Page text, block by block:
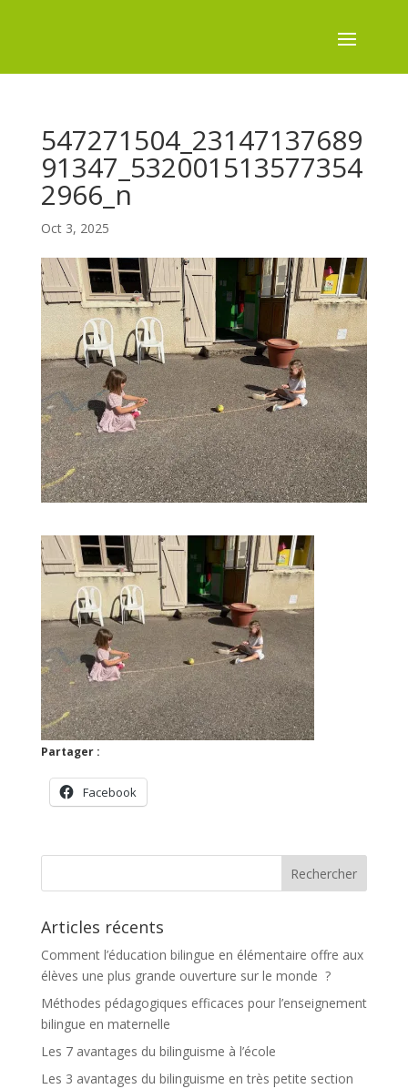
547271504_23147137689
91347_532001513577354
2966_n
Oct 3, 2025
Partager :
Facebook
Articles récents
Comment l’éducation bilingue en élémentaire offre aux
élèves une plus grande ouverture sur le monde ?
Méthodes pédagogiques efficaces pour l’enseignement
bilingue en maternelle
Les 7 avantages du bilinguisme à l’école
Les 3 avantages du bilinguisme en très petite section